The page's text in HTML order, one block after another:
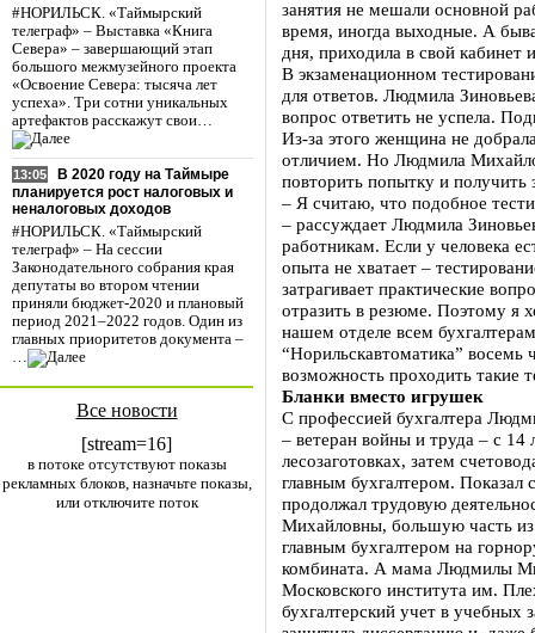
#НОРИЛЬСК. «Таймырский
телеграф» – Выставка «Книга
Севера» – завершающий этап
большого межмузейного проекта
«Освоение Севера: тысяча лет
успеха». Три сотни уникальных
артефактов расскажут свои…
13:05
В 2020 году на Таймыре
планируется рост налоговых и
неналоговых доходов
#НОРИЛЬСК. «Таймырский
телеграф» – На сессии
Законодательного собрания края
депутаты во втором чтении
приняли бюджет-2020 и плановый
период 2021–2022 годов. Один из
главных приоритетов документа –
…
Все новости
[stream=16]
в потоке отсутствуют показы
рекламных блоков, назначьте показы,
или отключите поток
занятия не мешали основной
время, иногда выходные. А
дня, приходила в свой кабинет
В экзаменационном
для ответов. Людмила
вопрос ответить не успела.
Из-за этого женщина не
отличием. Но Людмила
повторить попытку и получить
– Я считаю, что подобное
– рассуждает Людмила
работникам. Если у человека
опыта не хватает –
затрагивает практические
отразить в резюме. Поэтому я
нашем отделе всем
“Норильскавтоматика” восемь
возможность проходить такие
Бланки вместо игрушек
С профессией бухгалтера
– ветеран войны и труда – с 14
лесозаготовках, затем
главным бухгалтером. Показал
продолжал трудовую
Михайловны, большую часть из
главным бухгалтером на
комбината. А мама Людмилы
Московского института им.
бухгалтерский учет в учебных